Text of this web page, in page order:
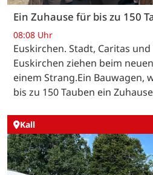
Ein Zuhause für bis zu 150
08:08 Uhr
Euskirchen. Stadt, Caritas
Euskirchen ziehen beim
einem Strang.Ein Bauwagen,
bis zu 150 Tauben ein
Kall